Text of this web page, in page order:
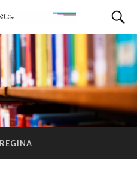
REGINA